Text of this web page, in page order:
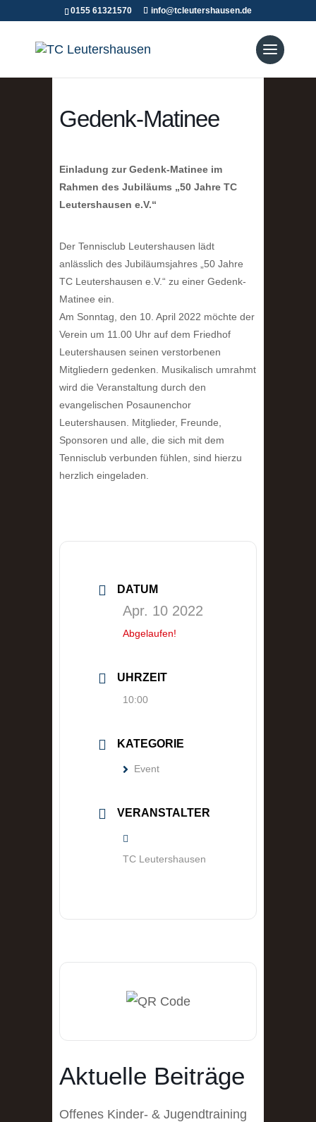
0155 61321570 info@tcleutershausen.de
Gedenk-Matinee
Einladung zur Gedenk-Matinee im
Rahmen des Jubiläums „50 Jahre TC
Leutershausen e.V.“
Der Tennisclub Leutershausen lädt
anlässlich des Jubiläumsjahres „50 Jahre
TC Leutershausen e.V.“ zu einer Gedenk-
Matinee ein.
Am Sonntag, den 10. April 2022 möchte der
Verein um 11.00 Uhr auf dem Friedhof
Leutershausen seinen verstorbenen
Mitgliedern gedenken. Musikalisch umrahmt
wird die Veranstaltung durch den
evangelischen Posaunenchor
Leutershausen. Mitglieder, Freunde,
Sponsoren und alle, die sich mit dem
Tennisclub verbunden fühlen, sind hierzu
herzlich eingeladen.
DATUM
Apr. 10 2022
Abgelaufen!
UHRZEIT
10:00
KATEGORIE
Event
VERANSTALTER
TC Leutershausen
Aktuelle Beiträge
Offenes Kinder- & Jugendtraining